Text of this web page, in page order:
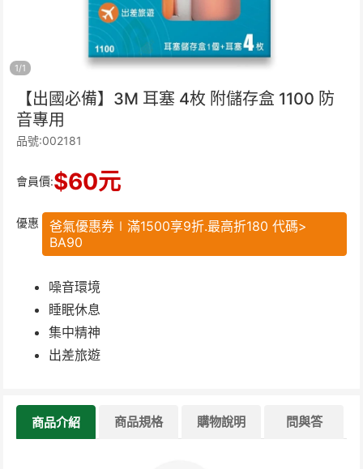
1/1
【出國必備】3M 耳塞 4枚 附儲存盒 1100 防
音專用
品號:002181
會員價:$60元
優惠
爸氣優惠券∣滿1500享9折.最高折180 代碼>
BA90
噪音環境
睡眠休息
集中精神
出差旅遊
商品介紹 商品規格 購物說明 問與答